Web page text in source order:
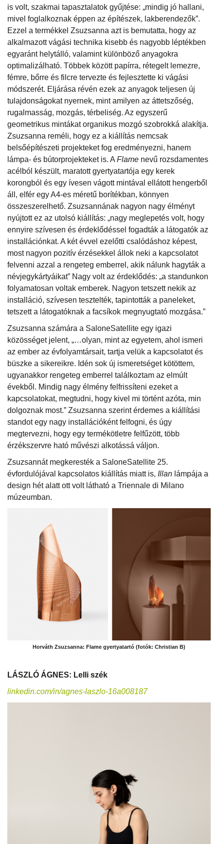
is volt, szakmai tapasztalatok gyűjtése: „mindig jó hallani,
mivel foglalkoznak éppen az építészek, lakberendezők”.
Ezzel a termékkel Zsuzsanna azt is bemutatta, hogy az
alkalmazott vágási technika kisebb és nagyobb léptékben
egyaránt helytálló, valamint különböző anyagokra
optimalizálható. Többek között papírra, rétegelt lemezre,
fémre, bőrre és filcre tervezte és fejlesztette ki vágási
módszerét. Eljárása révén ezek az anyagok teljesen új
tulajdonságokat nyernek, mint amilyen az áttetszőség,
rugalmasság, mozgás, térbeliség. Az egyszerű
geometrikus mintákat organikus mozgó szobrokká alakítja.
Zsuzsanna reméli, hogy ez a kiállítás nemcsak
belsőépítészeti projekteket fog eredményezni, hanem
lámpa- és bútorprojekteket is. A Flame nevű rozsdamentes
acélból készült, maratott gyertyatartója egy kerek
korongból és egy ívesen vágott mintával ellátott hengerből
áll, elfér egy A4-es méretű borítékban, könnyen
összeszerelhető. Zsuzsannának nagyon nagy élményt
nyújtott ez az utolsó kiállítás: „nagy meglepetés volt, hogy
ennyire szívesen és érdeklődéssel fogadták a látogatók az
installációnkat. A két évvel ezelőtti csalódáshoz képest,
most nagyon pozitív érzésekkel állok neki a kapcsolatot
felvenni azzal a rengeteg emberrel, akik nálunk hagyták a
névjegykártyáikat” Nagy volt az érdeklődés: „a standunkon
folyamatosan voltak emberek. Nagyon tetszett nekik az
installáció, szívesen tesztelték, tapintották a paneleket,
tetszett a látogatóknak a facsíkok megnyugtató mozgása.”
Zsuzsanna számára a SaloneSatellite egy igazi
közösséget jelent, „…olyan, mint az egyetem, ahol ismeri
az ember az évfolyamtársait, tartja velük a kapcsolatot és
büszke a sikereikre. Idén sok új ismeretséget kötöttem,
ugyanakkor rengeteg emberrel találkoztam az elmúlt
évekből. Mindig nagy élmény felfrissíteni ezeket a
kapcsolatokat, megtudni, hogy kivel mi történt azóta, min
dolgoznak most.” Zsuzsanna szerint érdemes a kiállítási
standot egy nagy installációként felfogni, és úgy
megtervezni, hogy egy termékötletre felfűzött, több
érzékszervre ható művészi alkotássá váljon.
Zsuzsannát megkeresték a SaloneSatellite 25.
évfordulójával kapcsolatos kiállítás miatt is, Illan lámpája a
design hét alatt ott volt látható a Triennale di Milano
múzeumban.
Horváth Zsuzsanna: Flame gyertyatartó (fotók: Christian B)
LÁSZLÓ ÁGNES: Lelli szék
linkedin.com/in/agnes-laszlo-16a008187